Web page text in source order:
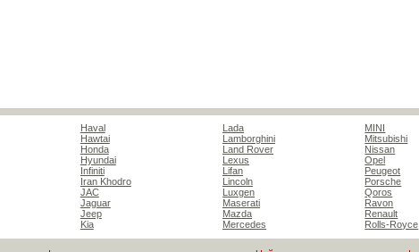
Haval
Hawtai
Honda
Hyundai
Infiniti
Iran Khodro
JAC
Jaguar
Jeep
Kia
Lada
Lamborghini
Land Rover
Lexus
Lifan
Lincoln
Luxgen
Maserati
Mazda
Mercedes
MINI
Mitsubishi
Nissan
Opel
Peugeot
Porsche
Qoros
Ravon
Renault
Rolls-Royce